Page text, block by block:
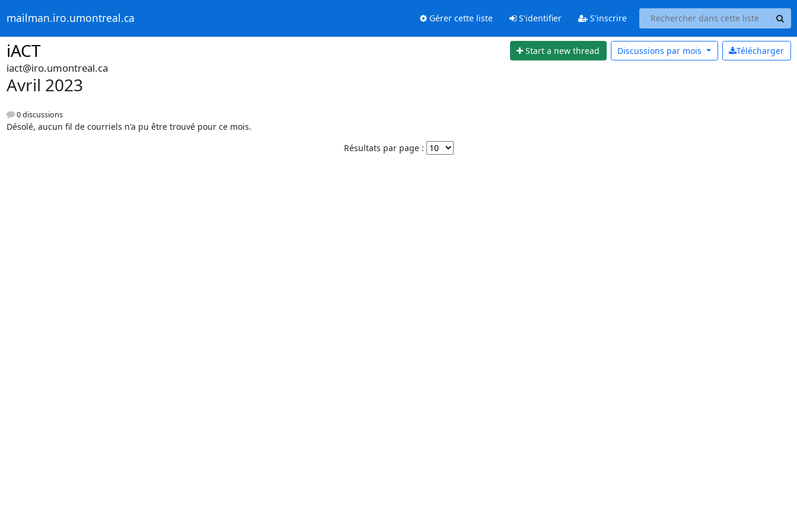
mailman.iro.umontreal.ca Gérer cette liste S'identifier S'inscrire
iACT Start a new thread Télécharger
Discussions par mois
iact@iro.umontreal.ca
Avril 2023
0 discussions
Désolé, aucun fil de courriels n'a pu être trouvé pour ce mois.
Résultats par page :